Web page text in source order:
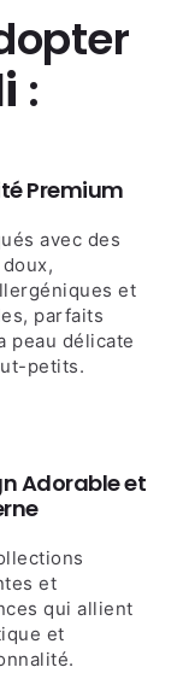
:
Premium
avec des
et
parfaits
peau délicate
petits.
Adorable et
et
qui allient
et